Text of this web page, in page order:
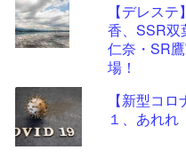
【デレス
香、SSR双
仁奈・SR
場！
【新型コ
１、あれれ